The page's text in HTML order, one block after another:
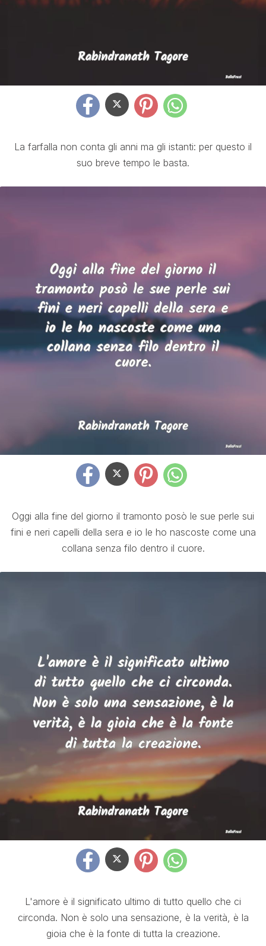
La farfalla non conta gli anni ma gli istanti: per questo il
suo breve tempo le basta.
Oggi alla fine del giorno il tramonto posò le sue perle sui
fini e neri capelli della sera e io le ho nascoste come una
collana senza filo dentro il cuore.
L'amore è il significato ultimo di tutto quello che ci
circonda. Non è solo una sensazione, è la verità, è la
gioia che è la fonte di tutta la creazione.